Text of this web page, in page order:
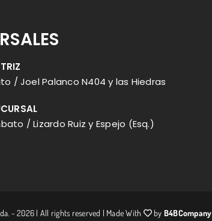
/ Joel Palanco N404 y las Hiedras
/ Lizardo Ruiz y Espejo (Esq.)
- 2026 | All rights reserved | Made With by B4BCompany